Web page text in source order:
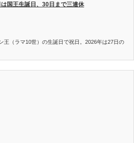
国王生誕日、30日まで三連休
（ラマ10世）の生誕日で祝日。2026年は27日の